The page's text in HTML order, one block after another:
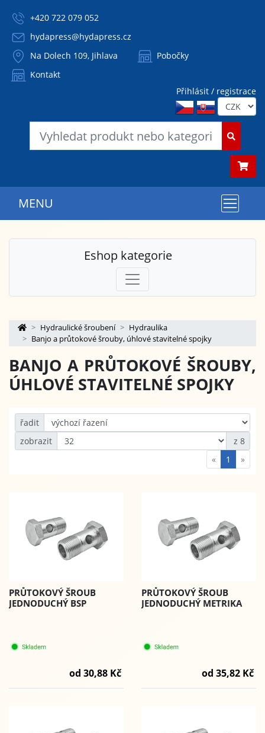
+420 722 079 052
hydapress@hydapress.cz
Na Dolech 109, Jihlava
Pobočky
Kontakt
Přihlásit / registrace
MENU
Eshop kategorie
Hydraulické šroubení
Hydraulika
Banjo a průtokové šrouby, úhlové stavitelné spojky
BANJO A PRŮTOKOVÉ ŠROUBY,
ÚHLOVÉ STAVITELNÉ SPOJKY
řadit
zobrazit
z 8
«
1 »
PRŮTOKOVÝ ŠROUB
JEDNODUCHÝ BSP
od 30,88 Kč
PRŮTOKOVÝ ŠROUB
JEDNODUCHÝ METRIKA
od 35,82 Kč